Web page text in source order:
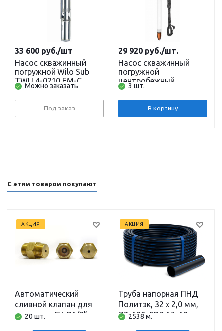
Насос скважинный
погружной Wilo Sub
TWU 4-0210 EM-С
(0,55) (2 м3. h-52 м) С
ПУСКАТЕЛЕМ
Можно заказать
33 600 руб./шт
Под заказ
Насос скважинный
погружной
центробежный
ВОДОМЕТ «3Д» 55/100
(78 мм, 220В, 1300Вт,
55 л/мин, 100м) кабель
50 м ДЖИЛЕКС
3 шт.
29 920 руб./шт.
В корзину
С этим товаром покупают
АКЦИЯ
Автоматический
сливной клапан для
скважины FV-B1/2”
20 шт.
АКЦИЯ
Труба напорная ПНД
Политэк, 32 x 2,0 мм,
ПЭ-100, SDR 17, 10 атм,
2538 м.